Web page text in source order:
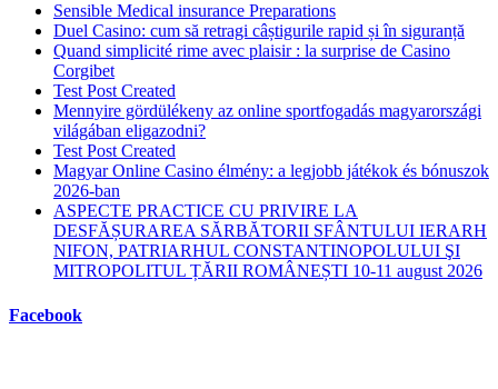
Sensible Medical insurance Preparations
Duel Casino: cum să retragi câștigurile rapid și în siguranță
Quand simplicité rime avec plaisir : la surprise de Casino
Corgibet
Test Post Created
Mennyire gördülékeny az online sportfogadás magyarországi
világában eligazodni?
Test Post Created
Magyar Online Casino élmény: a legjobb játékok és bónuszok
2026-ban
ASPECTE PRACTICE CU PRIVIRE LA
DESFĂȘURAREA SĂRBĂTORII SFÂNTULUI IERARH
NIFON, PATRIARHUL CONSTANTINOPOLULUI ŞI
MITROPOLITUL ȚĂRII ROMÂNEȘTI 10-11 august 2026
Facebook